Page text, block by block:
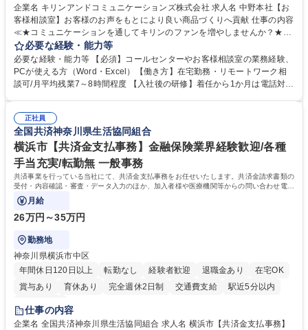
企業名 キリンアンドコミュニケーションズ株式会社 求人名 中野本社【お
客様相談室】お客様のお声をもとにより良い商品づくりへ貢献 仕事の内容
≪★コミュニケーションを通してキリンのファンを増やしませんか？★≫
お客様のお声をより良い商品づくりに活かしていく上で、窓口となるお客
様相談室でのお仕事です。 日々お客様からいただくキリングループへのご
意見を、企業活動に活かしています。お客様からの声に迅速かつ誠意をも
って対応、情報提供するとともにグループ内活動に反映しています。 【具
平均100件前後■メール・手紙：同上40件前後 募集職種 中野本社【お客様
相談室】お客様のお声をもとにより良い商品づくりへ貢献
必要な経験・能力等
必要な経験・能力等 【必須】コールセンターやお客様相談室の業務経験、
PCが使える方（Word・Excel）【働き方】在宅勤務・リモートワーク相
談可/月平均残業7～8時間程度 【入社後の研修】着任から1か月は電話対応
すのでご安心ください。 【当社について】キリングループの広報機能を担
う会社として、お客様との出会いを大切にし、磨き上げたホスピタリティ
を込めてコミュニケーションをとりながら広報関連業務を行っておりま
す。 学歴・資格 学歴：大学院 大学 高専 短大 専修学校 高校 語学力： 資
格：
正社員
全国共済神奈川県生活協同組合
横浜市【共済金支払事務】金融保険業界経験歓迎/各種
手当充実/転勤無 一般事務
共済事業を行っている当社にて、共済金支払事務をお任せいたします。共済金請求書類の
受付・内容確認・審査・データ入力のほか、加入者様や医療機関等からの問い合わせ電話
対応や書類発送等を担当します。
月給
26万円～35万円
勤務地
神奈川県横浜市中区
年間休日120日以上
転勤なし 経験者歓迎 退職金あり
在宅OK
賞与あり
育休あり 完全週休2日制 交通費支給
駅近5分以内
土日祝休み
仕事の内容
企業名 全国共済神奈川県生活協同組合 求人名 横浜市【共済金支払事務】